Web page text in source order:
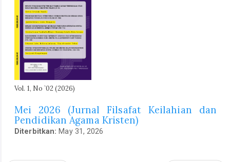
Vol. 1, No `02 (2026)
Mei 2026 (Jurnal Filsafat Keilahian dan
Pendidikan Agama Kristen)
Diterbitkan: May 31, 2026